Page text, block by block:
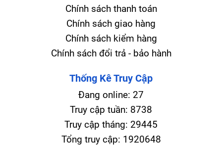
Chính sách thanh toán
Chính sách giao hàng
Chính sách kiểm hàng
Chính sách đổi trả - bảo hành
Thống Kê Truy Cập
Đang online: 27
Truy cập tuần: 8738
Truy cập tháng: 29445
Tổng truy cập: 1920648